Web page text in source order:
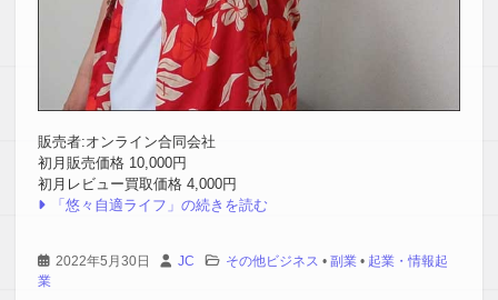
販売者:オンライン合同会社
初月販売価格 10,000円
初月レビュー買取価格 4,000円
「悠々自適ライフ」の続きを読む
2022年5月30日 JC その他ビジネス • 副業 • 起業・情報起
業